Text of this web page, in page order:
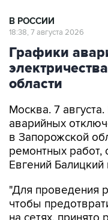
Графики
области
Москва. 7 августа.
в Запорожской
ремонтных работ,
Евгений Балицкий
"Для проведения
на сетях,
временного